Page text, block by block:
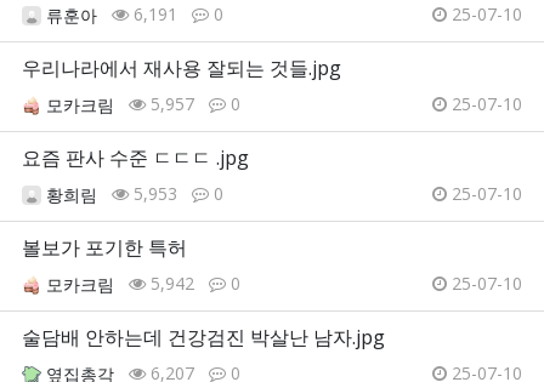
류훈아 6,191 0 25-07-10
우리나라에서 재사용 잘되는 것들.jpg
모카크림 5,957 0 25-07-10
요즘 판사 수준 ㄷㄷㄷ .jpg
황희림 5,953 0 25-07-10
볼보가 포기한 특허
모카크림 5,942 0 25-07-10
술담배 안하는데 건강검진 박살난 남자.jpg
옆집총각 6,207 0 25-07-10